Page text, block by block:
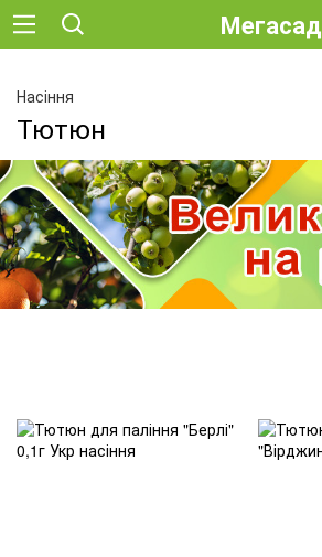
Мегасад
Насіння
Тютюн